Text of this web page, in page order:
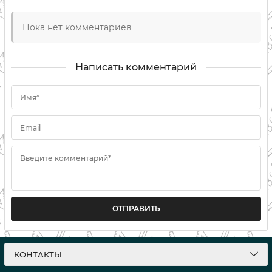
Пока нет комментариев
Написать комментарий
Имя*
Email
Введите комментарий*
ОТПРАВИТЬ
КОНТАКТЫ